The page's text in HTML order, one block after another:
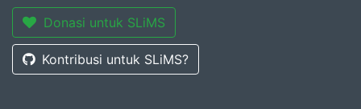
Donasi untuk SLiMS
Kontribusi untuk SLiMS?